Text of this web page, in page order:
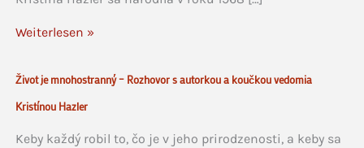
Weiterlesen »
Život je mnohostranný – Rozhovor s autorkou a koučkou vedomia
Kristínou Hazler
Keby každý robil to, čo je v jeho prirodzenosti, a keby sa